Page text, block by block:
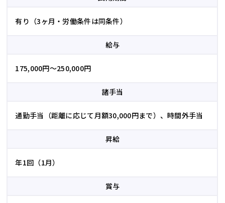
有り（3ヶ月・労働条件は同条件）
給与
175,000円～250,000円
諸手当
通勤手当（距離に応じて月額30,000円まで）、時間外手当
昇給
年1回（1月）
賞与